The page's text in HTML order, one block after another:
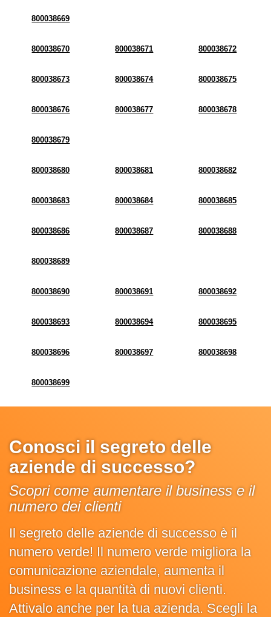
800038669
800038670 800038671 800038672
800038673 800038674 800038675
800038676 800038677 800038678
800038679
800038680 800038681 800038682
800038683 800038684 800038685
800038686 800038687 800038688
800038689
800038690 800038691 800038692
800038693 800038694 800038695
800038696 800038697 800038698
800038699
Conosci il segreto delle
aziende di successo?
Scopri come aumentare il business e il
numero dei clienti
Il segreto delle aziende di successo è il
numero verde! Il numero verde migliora la
comunicazione aziendale, aumenta il
business e la quantità di nuovi clienti.
Attivalo anche per la tua azienda. Scegli la